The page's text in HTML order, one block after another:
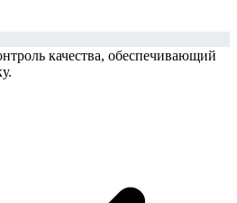
качества, обеспечивающий